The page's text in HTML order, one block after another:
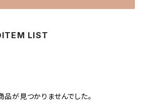
ITEM LIST
品が見つかりませんでした。